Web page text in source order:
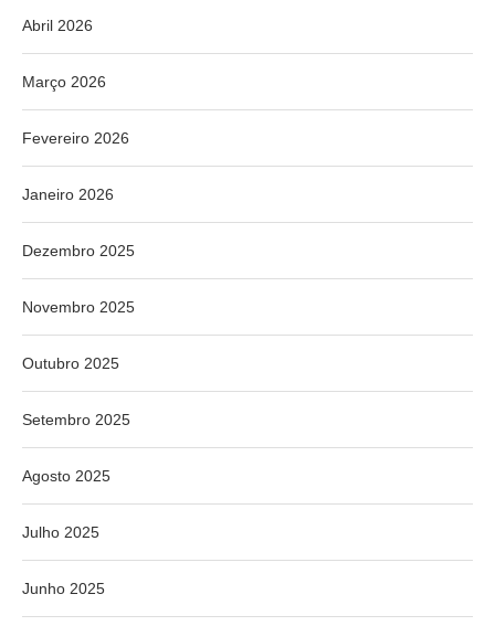
Abril 2026
Março 2026
Fevereiro 2026
Janeiro 2026
Dezembro 2025
Novembro 2025
Outubro 2025
Setembro 2025
Agosto 2025
Julho 2025
Junho 2025